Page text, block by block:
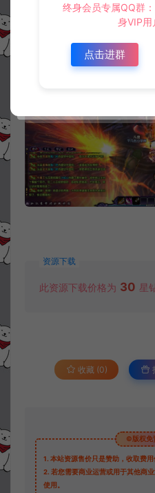
资源下载
此资源下载价格为 30 星
收藏 (0)
©版权免
1. 本站资源售价只是赞助，收取费用
2. 若您需要商业运营或用于其他商
使用。
终身会员专属QQ群
身VIP用
点击进群